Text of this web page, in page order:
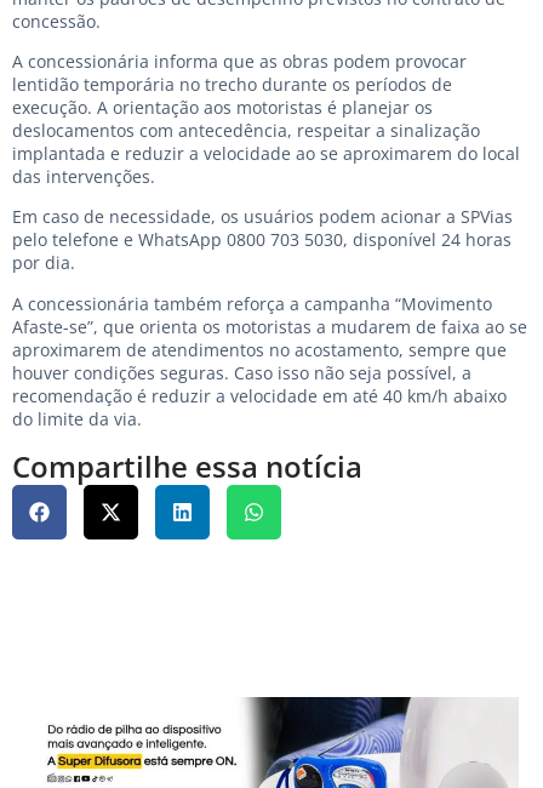
concessão.
A concessionária informa que as obras podem provocar
lentidão temporária no trecho durante os períodos de
execução. A orientação aos motoristas é planejar os
deslocamentos com antecedência, respeitar a sinalização
implantada e reduzir a velocidade ao se aproximarem do local
das intervenções.
Em caso de necessidade, os usuários podem acionar a SPVias
pelo telefone e WhatsApp 0800 703 5030, disponível 24 horas
por dia.
A concessionária também reforça a campanha “Movimento
Afaste-se”, que orienta os motoristas a mudarem de faixa ao se
aproximarem de atendimentos no acostamento, sempre que
houver condições seguras. Caso isso não seja possível, a
recomendação é reduzir a velocidade em até 40 km/h abaixo
do limite da via.
Compartilhe essa notícia